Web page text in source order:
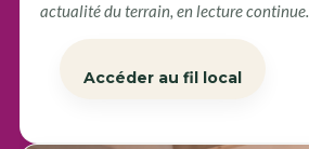
actualité du terrain, en lecture continue.
Accéder au fil local